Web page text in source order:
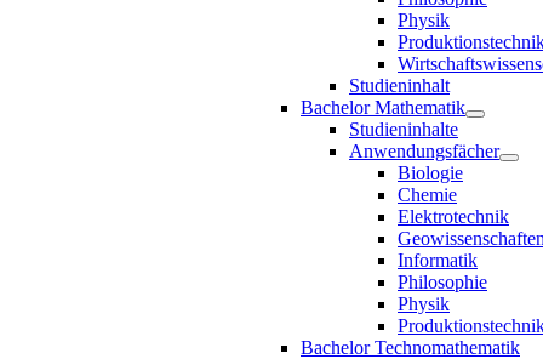
Physik
Studieninhalt
Bachelor Mathematik
Studieninhalte
Anwendungsfächer
Biologie
Chemie
Elektrotechnik
Informatik
Philosophie
Physik
Bachelor Technomathematik